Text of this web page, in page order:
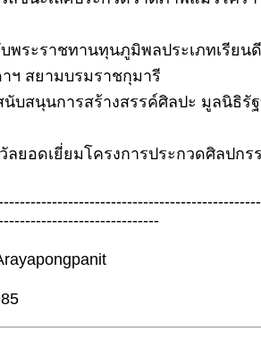
พระราชทานทุนภูมิพลประเภทเรียน
ฯ สยามบรมราชกุมารี
นับสนุนการสร้างสรรค์ศิลปะ มูลนิธิรั
ลยอดเยี่ยมโครงการประกวดศิลปกร